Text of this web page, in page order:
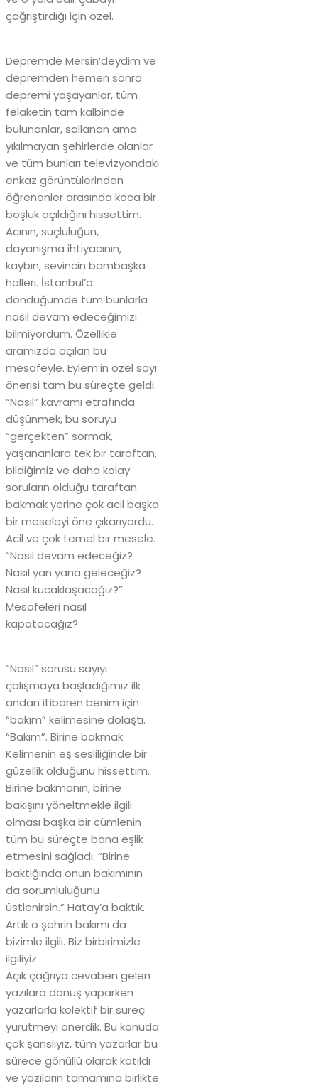
çağrıştırdığı için özel.
Depremde Mersin’deydim ve
depremden hemen sonra
depremi yaşayanlar, tüm
felaketin tam kalbinde
bulunanlar, sallanan ama
yıkılmayan şehirlerde olanlar
ve tüm bunları televizyondaki
enkaz görüntülerinden
öğrenenler arasında koca bir
boşluk açıldığını hissettim.
Acının, suçluluğun,
dayanışma ihtiyacının,
kaybın, sevincin bambaşka
halleri. İstanbul’a
döndüğümde tüm bunlarla
nasıl devam edeceğimizi
bilmiyordum. Özellikle
aramızda açılan bu
mesafeyle. Eylem’in özel sayı
önerisi tam bu süreçte geldi.
“Nasıl” kavramı etrafında
düşünmek, bu soruyu
“gerçekten” sormak,
yaşananlara tek bir taraftan,
bildiğimiz ve daha kolay
soruların olduğu taraftan
bakmak yerine çok acil başka
bir meseleyi öne çıkarıyordu.
Acil ve çok temel bir mesele.
“Nasıl devam edeceğiz?
Nasıl yan yana geleceğiz?
Nasıl kucaklaşacağız?”
Mesafeleri nasıl
kapatacağız?
“Nasıl” sorusu sayıyı
çalışmaya başladığımız ilk
andan itibaren benim için
“bakım” kelimesine dolaştı.
“Bakım”. Birine bakmak.
Kelimenin eş sesliliğinde bir
güzellik olduğunu hissettim.
Birine bakmanın, birine
bakışını yöneltmekle ilgili
olması başka bir cümlenin
tüm bu süreçte bana eşlik
etmesini sağladı. “Birine
baktığında onun bakımının
da sorumluluğunu
üstlenirsin.” Hatay’a baktık.
Artık o şehrin bakımı da
bizimle ilgili. Biz birbirimizle
ilgiliyiz.
Açık çağrıya cevaben gelen
yazılara dönüş yaparken
yazarlarla kolektif bir süreç
yürütmeyi önerdik. Bu konuda
çok şanslıyız, tüm yazarlar bu
sürece gönüllü olarak katıldı
ve yazıların tamamına birlikte